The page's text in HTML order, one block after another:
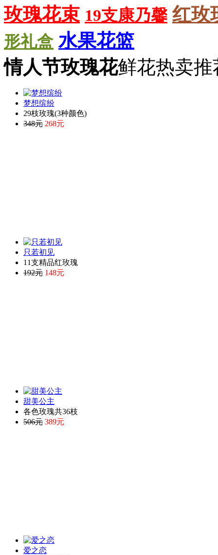
玫瑰花束 19支康乃馨 红玫
形礼盒 水果花篮
情人节玫瑰花鲜花热卖推
梦想缤纷
29枝玫瑰(3种颜色)
348元 268元
只若初见
11支精品红玫瑰
192元 148元
甜美公主
各色玫瑰共36枝
506元 389元
爱之恋